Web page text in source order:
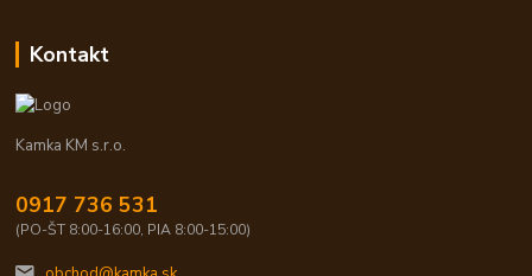
Kontakt
Kamka KM s.r.o.
0917 736 531
(PO-ŠT 8:00-16:00, PIA 8:00-15:00)